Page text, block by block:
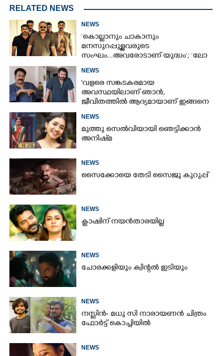
RELATED NEWS
NEWS
‘കൊല്ലാനും ചാകാനും
മനസുറപ്പുള്ളവരുടെ
സംഘം...അവരോടാണ് യുദ്ധം’; ‘ലോ
NEWS
'വളരെ സങ്കടകരമായ
അവസ്ഥയിലാണ് ഞാൻ,
ജീവിതത്തിൽ ആദ്യമായാണ് ഇങ്ങനെ
മോഹൻലാൽ
NEWS
മുത്തു സെൽവിയായി ഞെട്ടിക്കാൻ
അനിഷ്‌മ
NEWS
സൈക്കോയെ തേടി സൈജു കുറുപ്പ്
NEWS
ക്ലാഷിന് നയൻതാരയില്ല
NEWS
ചോരക്കളിയും ക്വിന്റൽ ഇടിയും
NEWS
നസ്ലിൻ- മധു സി നാരായണൻ ചിത്രം
ഫോർട്ട് കൊച്ചിയിൽ
NEWS